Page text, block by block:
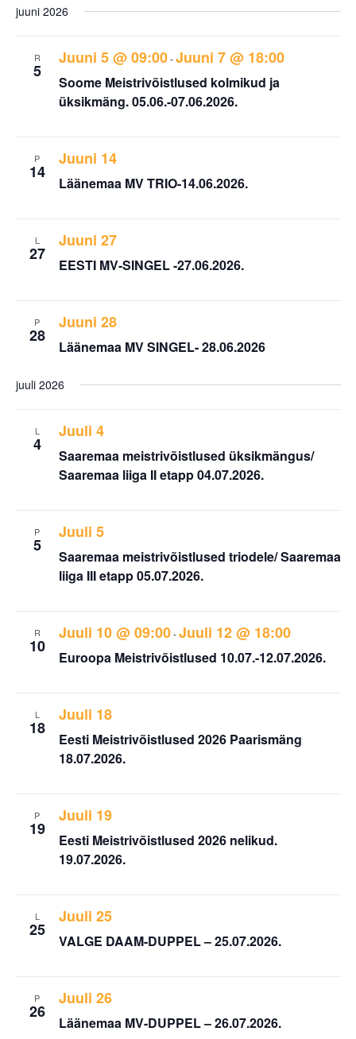
juuni 2026
R
5
Juuni 5 @ 09:00-Juuni 7 @ 18:00
Soome Meistrivõistlused kolmikud ja
üksikmäng. 05.06.-07.06.2026.
P
14
Juuni 14
Läänemaa MV TRIO-14.06.2026.
L
27
Juuni 27
EESTI MV-SINGEL -27.06.2026.
P
28
Juuni 28
Läänemaa MV SINGEL- 28.06.2026
juuli 2026
L
4
Juuli 4
Saaremaa meistrivõistlused üksikmängus/
Saaremaa liiga II etapp 04.07.2026.
P
5
Juuli 5
Saaremaa meistrivõistlused triodele/ Saaremaa
liiga III etapp 05.07.2026.
R
10
Juuli 10 @ 09:00-Juuli 12 @ 18:00
Euroopa Meistrivõistlused 10.07.-12.07.2026.
L
18
Juuli 18
Eesti Meistrivõistlused 2026 Paarismäng
18.07.2026.
P
19
Juuli 19
Eesti Meistrivõistlused 2026 nelikud.
19.07.2026.
L
25
Juuli 25
VALGE DAAM-DUPPEL – 25.07.2026.
P
26
Juuli 26
Läänemaa MV-DUPPEL – 26.07.2026.